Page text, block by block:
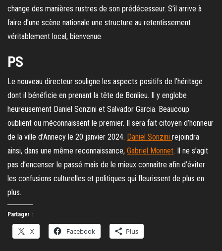
change des manières rustres de son prédécesseur. S’il arrive à
faire d’une scène nationale une structure au retentissement
véritablement local, bienvenue.
PS
Le nouveau directeur souligne les aspects positifs de l’héritage
dont il bénéficie en prenant la tête de Bonlieu. Il y englobe
heureusement Daniel Sonzini et Salvador Garcia. Beaucoup
oublient ou méconnaissent le premier. Il sera fait citoyen d’honneur
de la ville d’Annecy le 20 janvier 2024. Daniel Sonzini rejoindra
ainsi, dans une même reconnaissance, Gabriel Monnet. Il ne s’agit
pas d’encenser le passé mais de le mieux connaître afin d’éviter
les confusions culturelles et politiques qui fleurissent de plus en
plus.
Partager :
X Facebook Plus